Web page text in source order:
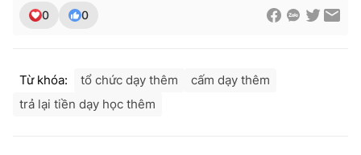
Theo dõi báo trên
Cơ quan báo chí:Thời báo VTV
Giấy phép hoạt động báo in và báo điện tử số 483/GP-BTTTT
0 0
Từ khóa: tổ chức dạy thêm
cấm dạy thêm
trả lại tiền dạy học thêm